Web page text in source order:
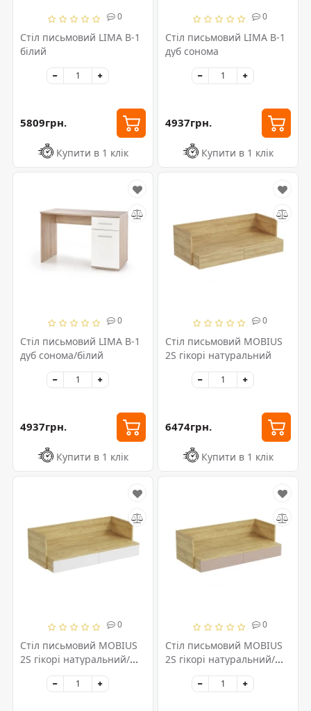
0
Стіл письмовий LIMA B-1
білий
5809грн.
Купити в 1 клік
0
Стіл письмовий LIMA B-1
дуб сонома
4937грн.
Купити в 1 клік
0
Стіл письмовий LIMA B-1
дуб сонома/білий
4937грн.
Купити в 1 клік
0
Стіл письмовий MOBIUS
2S гікорі натуральний
6474грн.
Купити в 1 клік
0
Стіл письмовий MOBIUS
2S гікорі натуральний/
альпійський білий
0
Стіл письмовий MOBIUS
2S гікорі натуральний/
античний рожевий